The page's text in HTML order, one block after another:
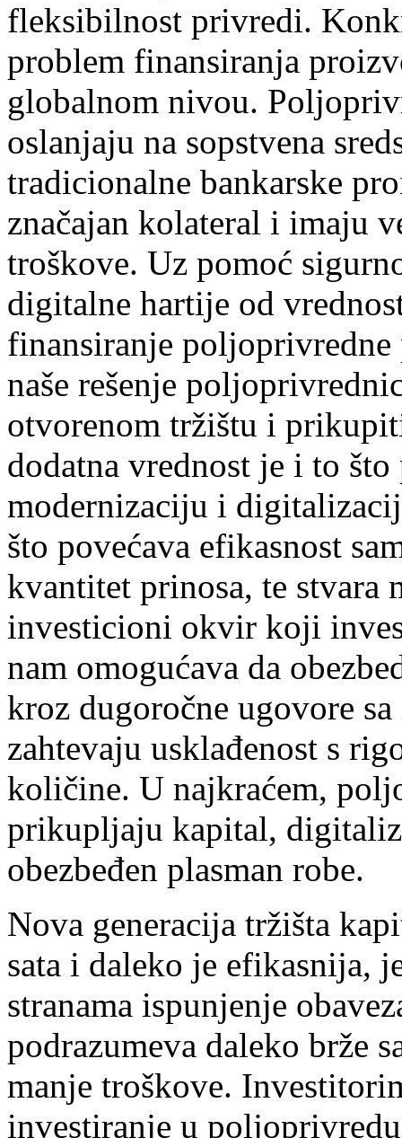
fleksibilnost privredi.
problem finansiranja
globalnom nivou.
oslanjaju na sopstvena
tradicionalne bankarske
značajan kolateral i imaju
troškove. Uz pomoć
digitalne hartije od
finansiranje
naše rešenje
otvorenom tržištu i
dodatna vrednost je i to
modernizaciju i
što povećava efikasnost
kvantitet prinosa, te stvara
investicioni okvir koji
nam omogućava da
kroz dugoročne ugovore
zahtevaju usklađenost s
količine. U najkraćem,
prikupljaju kapital,
obezbeđen plasman robe.
Nova generacija tržišta
sata i daleko je efikasnija,
stranama ispunjenje
podrazumeva daleko brže
manje troškove.
investiranje u